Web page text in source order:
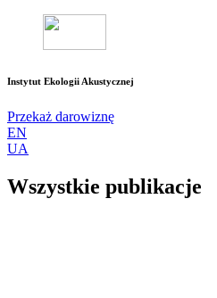
Instytut Ekologii Akustycznej
Przekaż darowiznę
EN
UA
Wszystkie publikacje